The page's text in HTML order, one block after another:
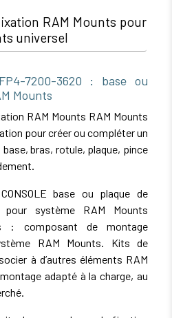
RAM Mounts pour
universel
7200-3620 : base ou
Mounts
RAM Mounts RAM Mounts
pour créer ou compléter un
bras, rotule, plaque, pince
base ou plaque de
système RAM Mounts
: composant de montage
RAM Mounts. Kits de
à d’autres éléments RAM
adapté à la charge, au